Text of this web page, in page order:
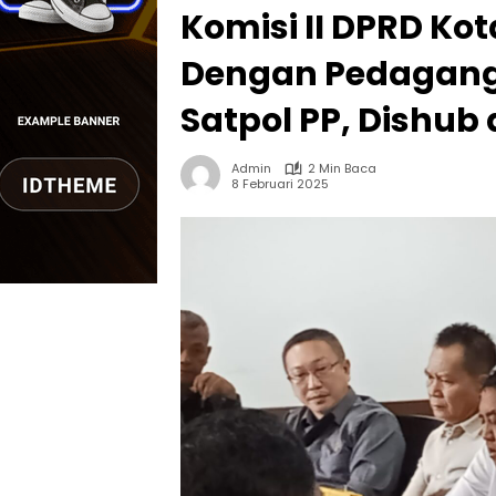
Komisi II DPRD
Dengan
Satpol PP,
Admin
2 Min Baca
8 Februari 2025